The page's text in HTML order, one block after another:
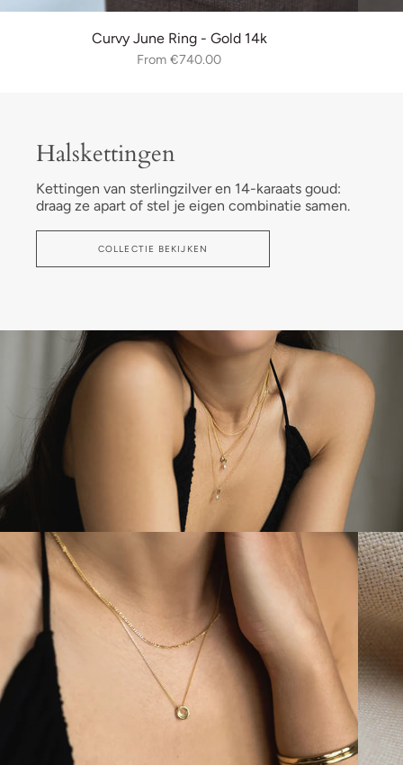
Curvy June Ring - Gold 14k
From €740.00
Halskettingen
Kettingen van sterlingzilver en 14-karaats goud:
draag ze apart of stel je eigen combinatie samen.
COLLECTIE BEKIJKEN